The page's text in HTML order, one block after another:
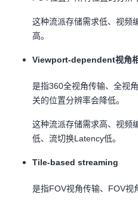
这种流派存储需求低、视频
高。
Viewport-dependent视角
是指360全视角传输、全视
关的位置分辨率会降低。
这种流派存储需求高、视频
低、流切换Latency低。
Tile-based streaming
是指FOV视角传输、FOV视